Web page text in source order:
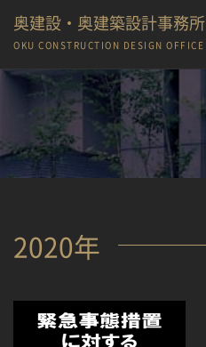
奥建設・奥建築設計事務所
OKU CONSTRUCTION DESIGN OFFICE
2020年